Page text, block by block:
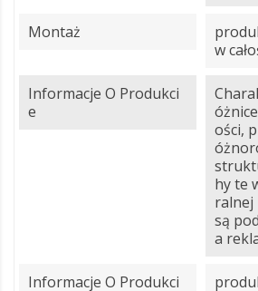
Montaż
w
Informacje O Produkci
E
ości,
hy te
ralnej
są
a
Informacje O Produkci